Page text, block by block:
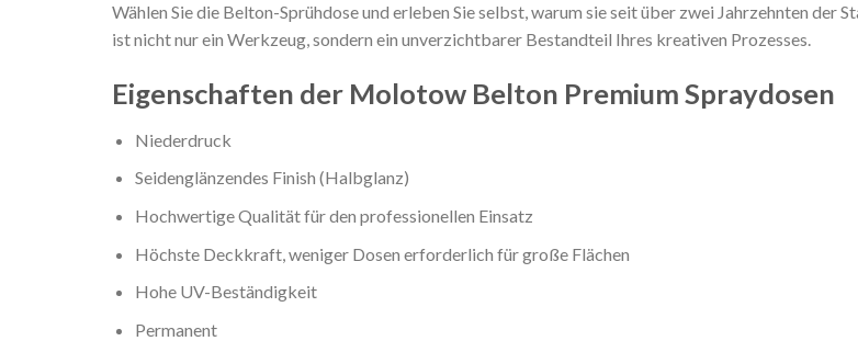
Wählen Sie die Belton-Sprühdose und erleben Sie selbst, warum sie seit über zwei Jahrzehnten
ist nicht nur ein Werkzeug, sondern ein unverzichtbarer Bestandteil Ihres kreativen Prozesses.
Eigenschaften der Molotow Belton Premium Spraydosen
Niederdruck
Seidenglänzendes Finish (Halbglanz)
Hochwertige Qualität für den professionellen Einsatz
Höchste Deckkraft, weniger Dosen erforderlich für große Flächen
Hohe UV-Beständigkeit
Permanent